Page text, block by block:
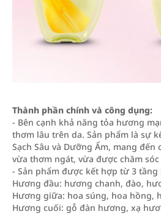
Thành phần chính và công dụng:
- Bên cạnh khả năng tỏa hương
thơm lâu trên da. Sản phẩm là sự
Sạch Sâu và Dưỡng Ẩm, mang đến
vừa thơm ngát, vừa được chăm
- Sản phẩm được kết hợp từ 3
Hương đầu: hương chanh, đào,
Hương giữa: hoa súng, hoa hồng,
Hương cuối: gỗ đàn hương, xạ